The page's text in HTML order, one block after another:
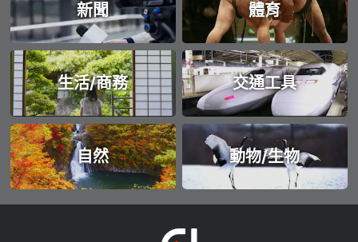
新聞 體育
生活/商務 交通工具
自然 動物/生物